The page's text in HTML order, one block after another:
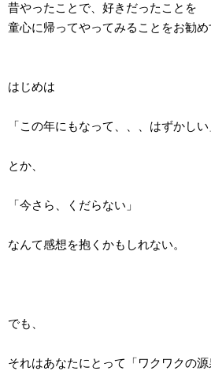
昔やったことで、好きだったことを
童心に帰ってやってみることをお勧め
はじめは
「この年にもなって、、、はずかしい
とか、
「今さら、くだらない」
なんて感想を抱くかもしれない。
でも、
それはあなたにとって「ワクワクの源